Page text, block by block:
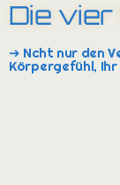
Die vier
➔ Ncht nur den
Körpergefühl, Ihr